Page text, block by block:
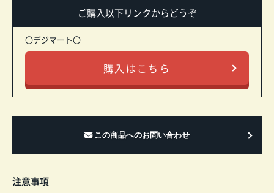
ご購入以下リンクからどうぞ
〇デジマート〇
購入はこちら
注意事項